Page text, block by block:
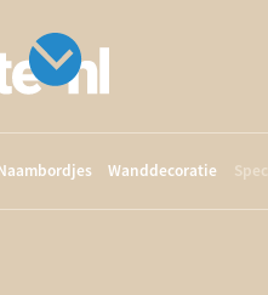
Wanddecoratie